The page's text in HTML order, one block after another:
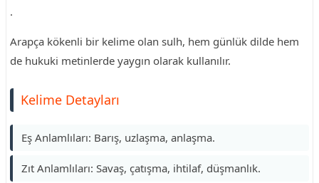
.
Arapça kökenli bir kelime olan sulh, hem günlük dilde hem
de hukuki metinlerde yaygın olarak kullanılır.
Kelime Detayları
Eş Anlamlıları: Barış, uzlaşma, anlaşma.
Zıt Anlamlıları: Savaş, çatışma, ihtilaf, düşmanlık.